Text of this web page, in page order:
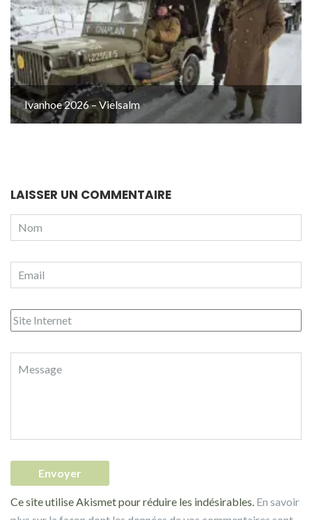
Ivanhoe 2026 – Vielsalm
LAISSER UN COMMENTAIRE
Ce site utilise Akismet pour réduire les indésirables. En savoir